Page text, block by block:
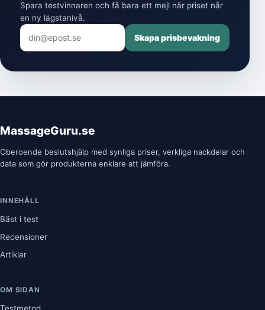
Spara testvinnaren och få bara ett mejl när priset når
en ny lägstanivå.
Skapa prisbevakning
MassageGuru.se
Oberoende beslutshjälp med synliga priser, verkliga nackdelar och
data som gör produkterna enklare att jämföra.
INNEHÅLL
Bäst i test
Recensioner
Artiklar
OM SIDAN